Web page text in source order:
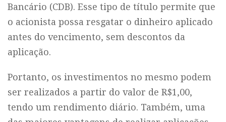
Bancário (CDB). Esse tipo de título permite que
o acionista possa resgatar o dinheiro aplicado
antes do vencimento, sem descontos da
aplicação.
Portanto, os investimentos no mesmo podem
ser realizados a partir do valor de R$1,00,
tendo um rendimento diário. Também, uma